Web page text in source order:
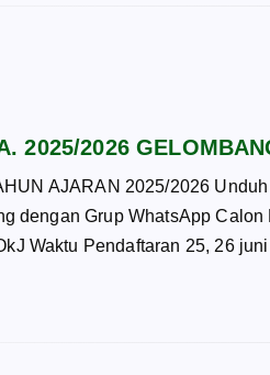
2025/2026
AJARAN 2025/2026
dengan Grup WhatsApp Calon
Waktu Pendaftaran 25, 26